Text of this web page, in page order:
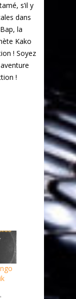
s’il y
dans
la
Kako
! Soyez
!